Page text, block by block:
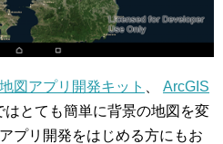
図アプリ開発キット
ArcGIS
はとても簡単に背景の地図を変
プリ開発をはじめる方にもお